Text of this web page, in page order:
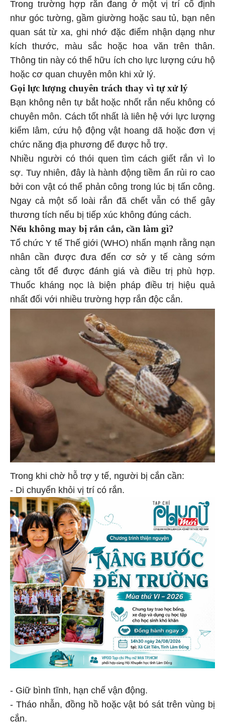
Trong trường hợp rắn đang ở một vị trí cố định
như góc tường, gầm giường hoặc sau tủ, bạn nên
quan sát từ xa, ghi nhớ đặc điểm nhận dạng như
kích thước, màu sắc hoặc hoa văn trên thân.
Thông tin này có thể hữu ích cho lực lượng cứu hộ
hoặc cơ quan chuyên môn khi xử lý.
Gọi lực lượng chuyên trách thay vì tự xử lý
Bạn không nên tự bắt hoặc nhốt rắn nếu không có
chuyên môn. Cách tốt nhất là liên hệ với lực lượng
kiểm lâm, cứu hộ động vật hoang dã hoặc đơn vị
chức năng địa phương để được hỗ trợ.
Nhiều người có thói quen tìm cách giết rắn vì lo
sợ. Tuy nhiên, đây là hành động tiềm ẩn rủi ro cao
bởi con vật có thể phản công trong lúc bị tấn công.
Ngay cả một số loài rắn đã chết vẫn có thể gây
thương tích nếu bị tiếp xúc không đúng cách.
Nếu không may bị rắn cắn, cần làm gì?
Tổ chức Y tế Thế giới (WHO) nhấn mạnh rằng nạn
nhân cần được đưa đến cơ sở y tế càng sớm
càng tốt để được đánh giá và điều trị phù hợp.
Thuốc kháng nọc là biện pháp điều trị hiệu quả
nhất đối với nhiều trường hợp rắn độc cắn.
Trong khi chờ hỗ trợ y tế, người bị cắn cần:
- Di chuyển khỏi vị trí có rắn.
- Giữ bình tĩnh, hạn chế vận động.
- Tháo nhẫn, đồng hồ hoặc vật bó sát trên vùng bị
cắn.